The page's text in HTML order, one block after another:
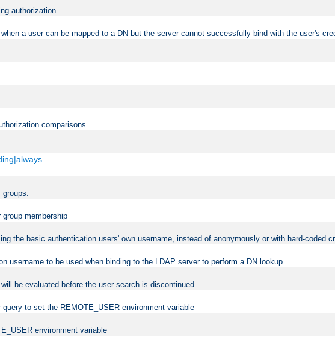
authorization
a user can be mapped to a DN but the server cannot successfully bind with the user's
comparisons
groups.
membership
the basic authentication users' own username, instead of anonymously or with hard-coded
username to be used when binding to the LDAP server to perform a DN lookup
be evaluated before the user search is discontinued.
to set the REMOTE_USER environment variable
environment variable